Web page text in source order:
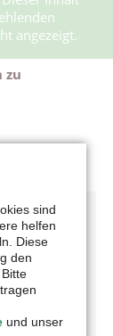
angezeigt.
zu
sind
helfen
Diese
den
und unser